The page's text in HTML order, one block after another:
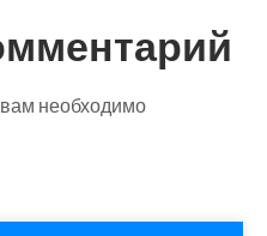
необходимо